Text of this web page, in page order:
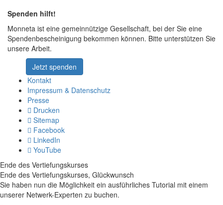
Spenden hilft!
Monneta ist eine gemeinnützige Gesellschaft, bei der Sie eine
Spendenbescheinigung bekommen können. Bitte unterstützen Sie
unsere Arbeit.
Jetzt spenden
Kontakt
Impressum & Datenschutz
Presse
Drucken
Sitemap
Facebook
LinkedIn
YouTube
Ende des Vertiefungskurses
Ende des Vertiefungskurses, Glückwunsch
Sie haben nun die Möglichkeit ein ausführliches Tutorial mit einem
unserer Netwerk-Experten zu buchen.